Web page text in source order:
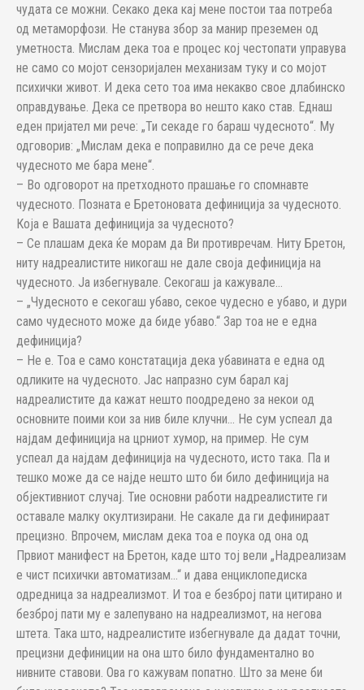
чудата се можни. Секако дека кај мене постои таа потреба
од метаморфози. Не станува збор за манир преземен од
уметноста. Мислам дека тоа е процес кој честопати управува
не само со мојот сензоријален механизам туку и со мојот
психички живот. И дека сето тоа има некакво свое длабинско
оправдување. Дека се претвора во нешто како став. Еднаш
еден пријател ми рече: „Ти секаде го бараш чудесното“. Му
одговорив: „Мислам дека е поправилно да се рече дека
чудесното ме бара мене“.
– Во одговорот на претходното прашање го спомнавте
чудесното. Позната е Бретоновата дефиниција за чудесното.
Која е Вашата дефиниција за чудесното?
– Се плашам дека ќе морам да Ви противречам. Ниту Бретон,
ниту надреалистите никогаш не дале своја дефиниција на
чудесното. Ја избегнувале. Секогаш ја кажувале…
– „Чудесното е секогаш убаво, секое чудесно е убаво, и дури
само чудесното може да биде убаво.“ Зар тоа не е една
дефиниција?
– Не е. Тоа е само констатација дека убавината е една од
одликите на чудесното. Јас напразно сум барал кај
надреалистите да кажат нешто поодредено за некои од
основните поими кои за нив биле клучни… Не сум успеал да
најдам дефиниција на црниот хумор, на пример. Не сум
успеал да најдам дефиниција на чудесното, исто така. Па и
тешко може да се најде нешто што би било дефиниција на
објективниот случај. Тие основни работи надреалистите ги
оставале малку окултизирани. Не сакале да ги дефинираат
прецизно. Впрочем, мислам дека тоа е поука од она од
Првиот манифест на Бретон, каде што тој вели „Надреализам
е чист психички автоматизам…“ и дава енциклопедиска
одредница за надреализмот. И тоа е безброј пати цитирано и
безброј пати му е залепувано на надреализмот, на негова
штета. Така што, надреалистите избегнувале да дадат точни,
прецизни дефиниции на она што било фундаментално во
нивните ставови. Ова го кажувам попатно. Што за мене би